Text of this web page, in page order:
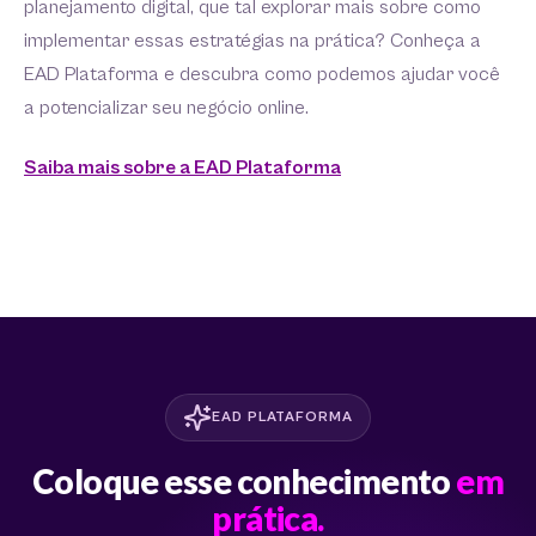
planejamento digital, que tal explorar mais sobre como
implementar essas estratégias na prática? Conheça a
EAD Plataforma e descubra como podemos ajudar você
a potencializar seu negócio online.
Saiba mais sobre a EAD Plataforma
EAD PLATAFORMA
Coloque esse conhecimentoem
prática.